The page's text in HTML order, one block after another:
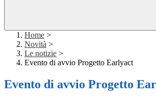
Home >
Novità >
Le notizie >
Evento di avvio Progetto Earlyact
Evento di avvio Progetto